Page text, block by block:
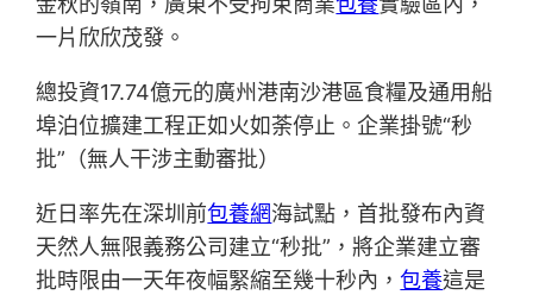
一片欣欣茂發。
總投資17.74億元的廣州港南沙港區食糧及通用船
埠泊位擴建工程正如火如荼停止。企業掛號“秒
批”（無人干涉主動審批）
近日率先在深圳前包養網海試點，首批發布內資
天然人無限義務公司建立“秒批”，將企業建立審
批時限由一天年夜幅緊縮至幾十秒內，包養這是